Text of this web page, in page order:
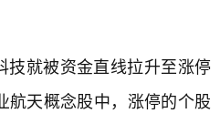
技就被资金直线拉升至涨停
航天概念股中，涨停的个股